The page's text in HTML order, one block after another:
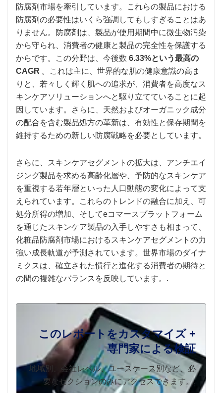
防腐剤市場を牽引しています。これらの製品における
防腐剤の必要性はいくら強調してもしすぎることはあ
りません。防腐剤は、製品が使用期間中に微生物汚染
から守られ、消費者の健康と製品の完全性を保護する
からです。この分野は、今後数 6.33%という最高の
CAGR 。これは主に、世界的な肌の健康意識の高ま
りと、若々しく輝く肌への追求が、消費者を高度なス
キンケアソリューションへと駆り立てていることに起
因しています。さらに、天然およびオーガニック成分
の配合を含む製品処方の革新は、有効性と保存期間を
維持するための新しい防腐戦略を必要としています。
さらに、スキンケアセグメントの拡大は、アンチエイ
ジング製品を求める高齢化層や、予防的なスキンケア
を重視する若年層といった人口動態の変化によって支
えられています。これらのトレンドの融合に加え、可
処分所得の増加、そしてeコマースプラットフォーム
を通じたスキンケア製品の入手しやすさも相まって、
化粧品防腐剤市場におけるスキンケアセグメントの力
強い成長軌道が予測されています。世界市場のダイナ
ミクスは、確立された慣行と進化する消費者の期待と
の間の複雑なバランスを反映しています。.
このレポートをカスタマイズ +
専門家による検証
地域別、会社レベル、ユースケース別など、必
要なセクションのみにアクセスできます。.